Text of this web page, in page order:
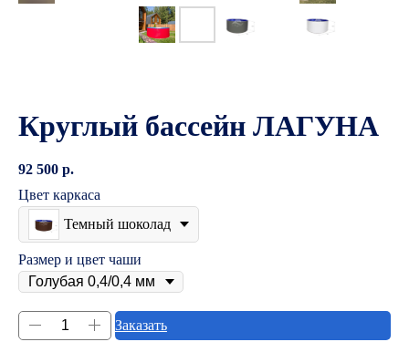
Круглый бассейн ЛАГУНА
92 500 р.
Цвет каркаса
Темный шоколад
Размер и цвет чаши
Заказать